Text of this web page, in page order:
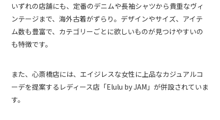
いずれの店舗にも、定番のデニムや長袖シャツから貴重なヴィ
ンテージまで、海外古着がずらり。デザインやサイズ、アイテ
ム数も豊富で、カテゴリーごとに欲しいものが見つけやすいの
も特徴です。
また、心斎橋店には、エイジレスな女性に上品なカジュアルコ
ーデを提案するレディース店「Elulu by JAM」が併設されていま
す。